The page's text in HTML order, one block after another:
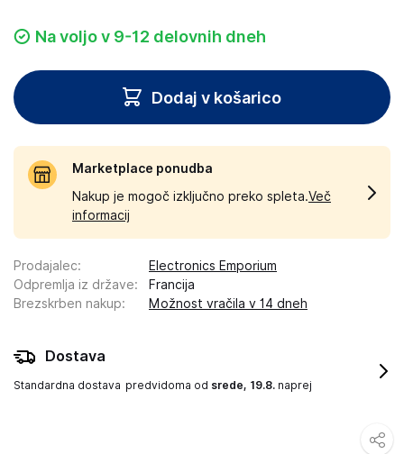
Na voljo v 9-12 delovnih dneh
Dodaj v košarico
Marketplace ponudba
Nakup je mogoč izključno preko spleta.Več
informacij
Prodajalec:
Electronics Emporium
Odpremlja iz države:
Francija
Brezskrben nakup: Možnost vračila v 14 dneh
Dostava
Standardna dostava predvidoma od srede, 19.8. naprej